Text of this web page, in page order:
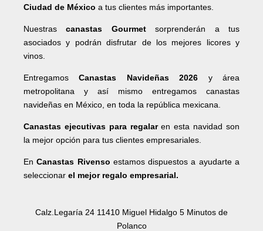
Ciudad de México a tus clientes más importantes.
Nuestrascanastas Gourmetsorprenderán a tus
asociados y podrán disfrutar de los mejores licores y
vinos.
EntregamosCanastas Navideñas 2026 y área
metropolitana y así mismo entregamos canastas
navideñas en México, en toda la república mexicana.
Canastas ejecutivas para regalaren esta navidad son
la mejor opción para tus clientes empresariales.
EnCanastas Rivenso estamos dispuestos a ayudarte a
seleccionar el mejor regalo empresarial.
Calz.Legaría 24 11410 Miguel Hidalgo 5 Minutos de
Polanco